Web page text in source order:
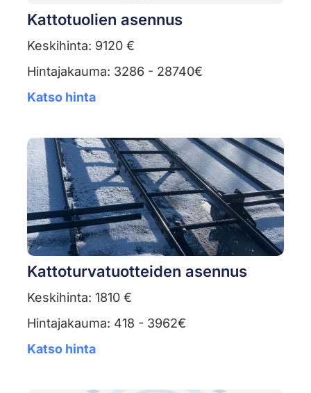
Kattotuolien asennus
Keskihinta: 9120 €
Hintajakauma: 3286 - 28740€
Katso hinta
Kattoturvatuotteiden asennus
Keskihinta: 1810 €
Hintajakauma: 418 - 3962€
Katso hinta